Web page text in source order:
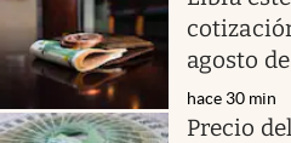
agosto
hace 30 min
Precio